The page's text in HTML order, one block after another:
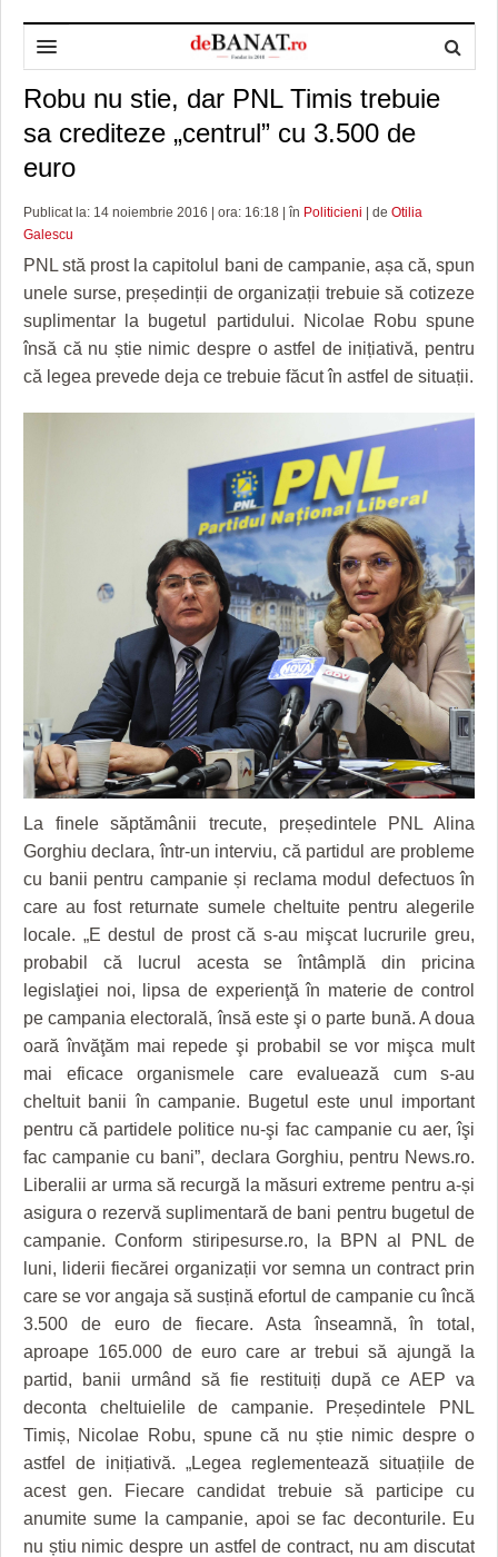
HOME
DESPRE NOI
POLITICA DE CONFIDENȚIALITATE
ADMINISTRAȚIE
PREFECTURA TIMIŞ
SPORT
POLI TIMISOARA
FOTBAL JUDETEAN
ALTE SPORTURI
OPINII
DOSARELE DEBANAT
ETICA LUCIDITĂȚII ASISTATE
JURNAL DE CAMPANIE
GRĂDINA TAICII DOMNULUI
ZIARISTU’ DE TERASĂ
CU OIŞTEA-N KIERKEGAARD
FINANŢĂRI DE LA A LA Z
PE SURSE
TIMP LIBER ȘI CULTURĂ
TIMP LIBER
ULTRAMARIN VA RECOMANDA
UNDE MERGEM
FILME DOCUMENTARE
CLIPURI VIDEO
JOCURI ONLINE
AFACERI
SĂNĂTATE
INFO SI UTILE
CULTURA
INVATAMANT
JUSTITIE
FILME DOCUMENTARE
CLIPURI VIDEO
DIVERSE
FARMACII DIN TIMIŞOARA
HARTA TIMIŞOAREI
LICEE, ŞCOLI ŞI GRĂDINIŢE DIN TIMIŞ
PRIMĂRIILE DIN TIMIŞ
SFATUL MEDICULUI
SFATURI JURIDICE
Robu nu stie, dar PNL Timis trebuie
sa crediteze „centrul” cu 3.500 de
euro
Publicat la: 14 noiembrie 2016 | ora: 16:18 | în Politicieni | de Otilia
Galescu
PNL stă prost la capitolul bani de campanie, așa că, spun
unele surse, președinții de organizații trebuie să cotizeze
suplimentar la bugetul partidului. Nicolae Robu spune
însă că nu știe nimic despre o astfel de inițiativă, pentru
că legea prevede deja ce trebuie făcut în astfel de situații.
La finele săptămânii trecute, președintele PNL Alina
Gorghiu declara, într-un interviu, că partidul are probleme
cu banii pentru campanie și reclama modul defectuos în
care au fost returnate sumele cheltuite pentru alegerile
locale. „E destul de prost că s-au mişcat lucrurile greu,
probabil că lucrul acesta se întâmplă din pricina
legislaţiei noi, lipsa de experienţă în materie de control
pe campania electorală, însă este şi o parte bună. A doua
oară învăţăm mai repede şi probabil se vor mişca mult
mai eficace organismele care evaluează cum s-au
cheltuit banii în campanie. Bugetul este unul important
pentru că partidele politice nu-şi fac campanie cu aer, îşi
fac campanie cu bani”, declara Gorghiu, pentru News.ro.
Liberalii ar urma să recurgă la măsuri extreme pentru a-și
asigura o rezervă suplimentară de bani pentru bugetul de
campanie. Conform stiripesurse.ro, la BPN al PNL de
luni, liderii fiecărei organizații vor semna un contract prin
care se vor angaja să susțină efortul de campanie cu încă
3.500 de euro de fiecare. Asta înseamnă, în total,
aproape 165.000 de euro care ar trebui să ajungă la
partid, banii urmând să fie restituiți după ce AEP va
deconta cheltuielile de campanie. Președintele PNL
Timiș, Nicolae Robu, spune că nu știe nimic despre o
astfel de inițiativă. „Legea reglementează situațiile de
acest gen. Fiecare candidat trebuie să participe cu
anumite sume la campanie, apoi se fac deconturile. Eu
nu știu nimic despre un astfel de contract, nu am discutat